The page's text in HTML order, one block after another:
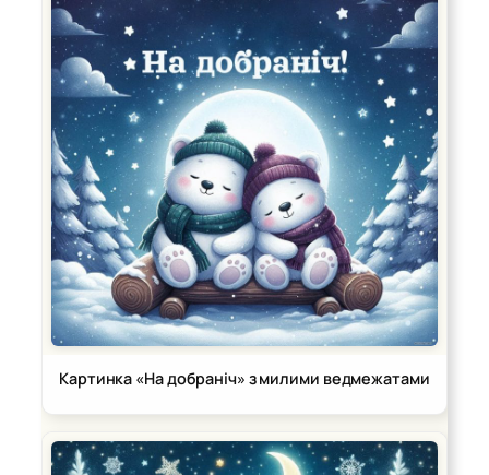
Картинка «На добраніч» з милими ведмежатами